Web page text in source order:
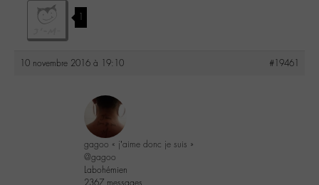
1
10 novembre 2016 à 19:10 #19461
gagoo « j’aime donc je suis »
@gagoo
Labohémien